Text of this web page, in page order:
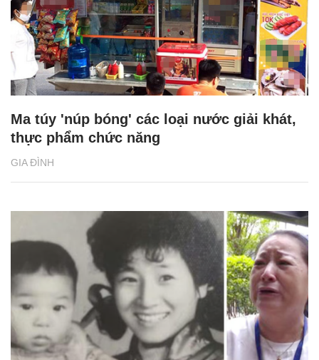
GIA ĐÌNH
Ma túy 'núp bóng' các loại nước giải khát,
thực phẩm chức năng